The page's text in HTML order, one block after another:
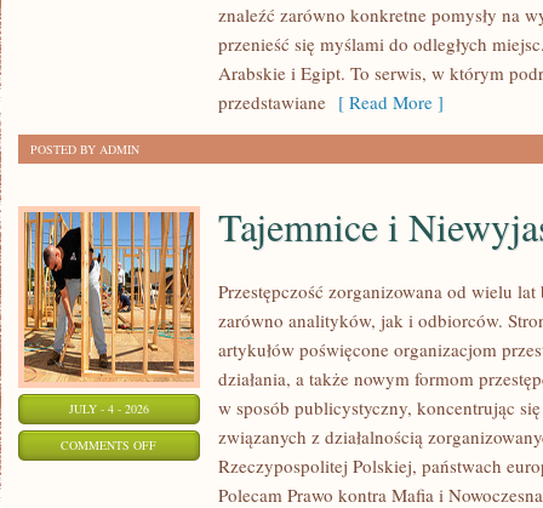
znaleźć zarówno konkretne pomysły na
przenieść się myślami do odległych
Arabskie i Egipt. To serwis, w którym
przedstawiane [ Read More ]
POSTED BY ADMIN
JULY - 4 - 2026
COMMENTS OFFON
TAJEMNICE
Tajemnice i
Przestępczość zorganizowana od wielu
zarówno analityków, jak i odbiorców.
artykułów poświęcone organizacjom
działania, a także nowym formom
w sposób publicystyczny, koncentrując
związanych z działalnością
Rzeczypospolitej Polskiej, państwach
Polecam Prawo kontra Mafia i